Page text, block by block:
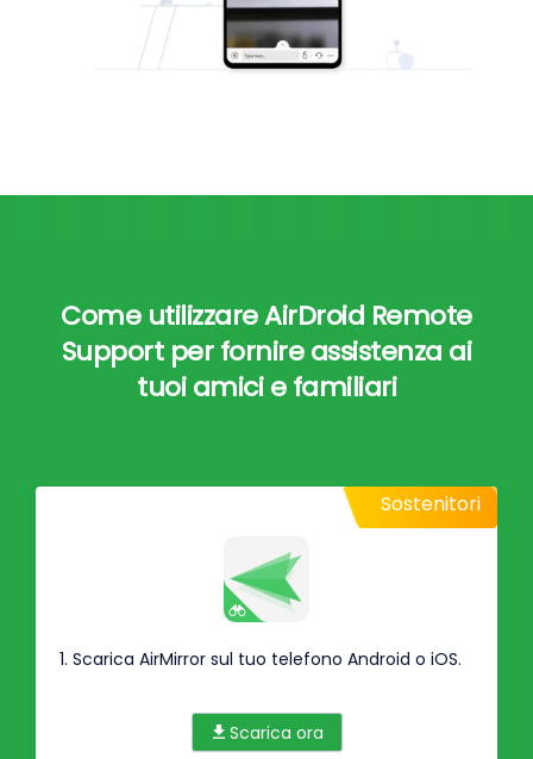
Come utilizzare AirDroid Remote
Support per fornire assistenza ai
tuoi amici e familiari
Sostenitori
1. Scarica AirMirror sul tuo telefono Android o iOS.
Scarica ora